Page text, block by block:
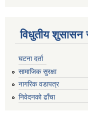
विधुतीय शुसासन
घटना दर्ता
सामाजिक सुरक्षा
नागरिक वडापत्र
निवेदनको ढाँचा